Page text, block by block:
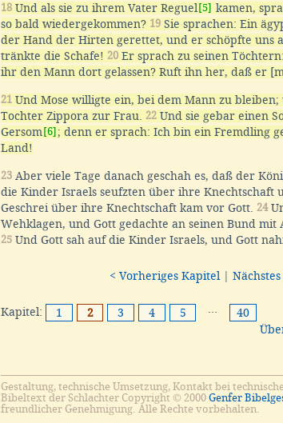
18 Und als sie zu ihrem Vater Reguel [5] kamen,
so bald wiedergekommen? 19 Sie sprachen: Ein
der Hand der Hirten gerettet, und er schöpfte uns
tränkte die Schafe! 20 Er sprach zu seinen
ihr den Mann dort gelassen? Ruft ihn her, daß er
21 Und Mose willigte ein, bei dem Mann zu bleiben;
Tochter Zippora zur Frau. 22 Und sie gebar einen
Gersom [6] ; denn er sprach: Ich bin ein Fremdling
Land!
23 Aber viele Tage danach geschah es, daß der
die Kinder Israels seufzten über ihre Knechtschaft
Geschrei über ihre Knechtschaft kam vor Gott. 24
Wehklagen, und Gott gedachte an seinen Bund mit
25 Und Gott sah auf die Kinder Israels, und Gott
< Vorheriges Kapitel |
Kapitel: 1 2 3 4 5 ···
40
Gestaltung, technische Umsetzung, Kontakt bei
Bibeltext der Schlachter Copyright © 2000 Genfer
freundlicher Genehmigung. Alle Rechte vorbehalten.